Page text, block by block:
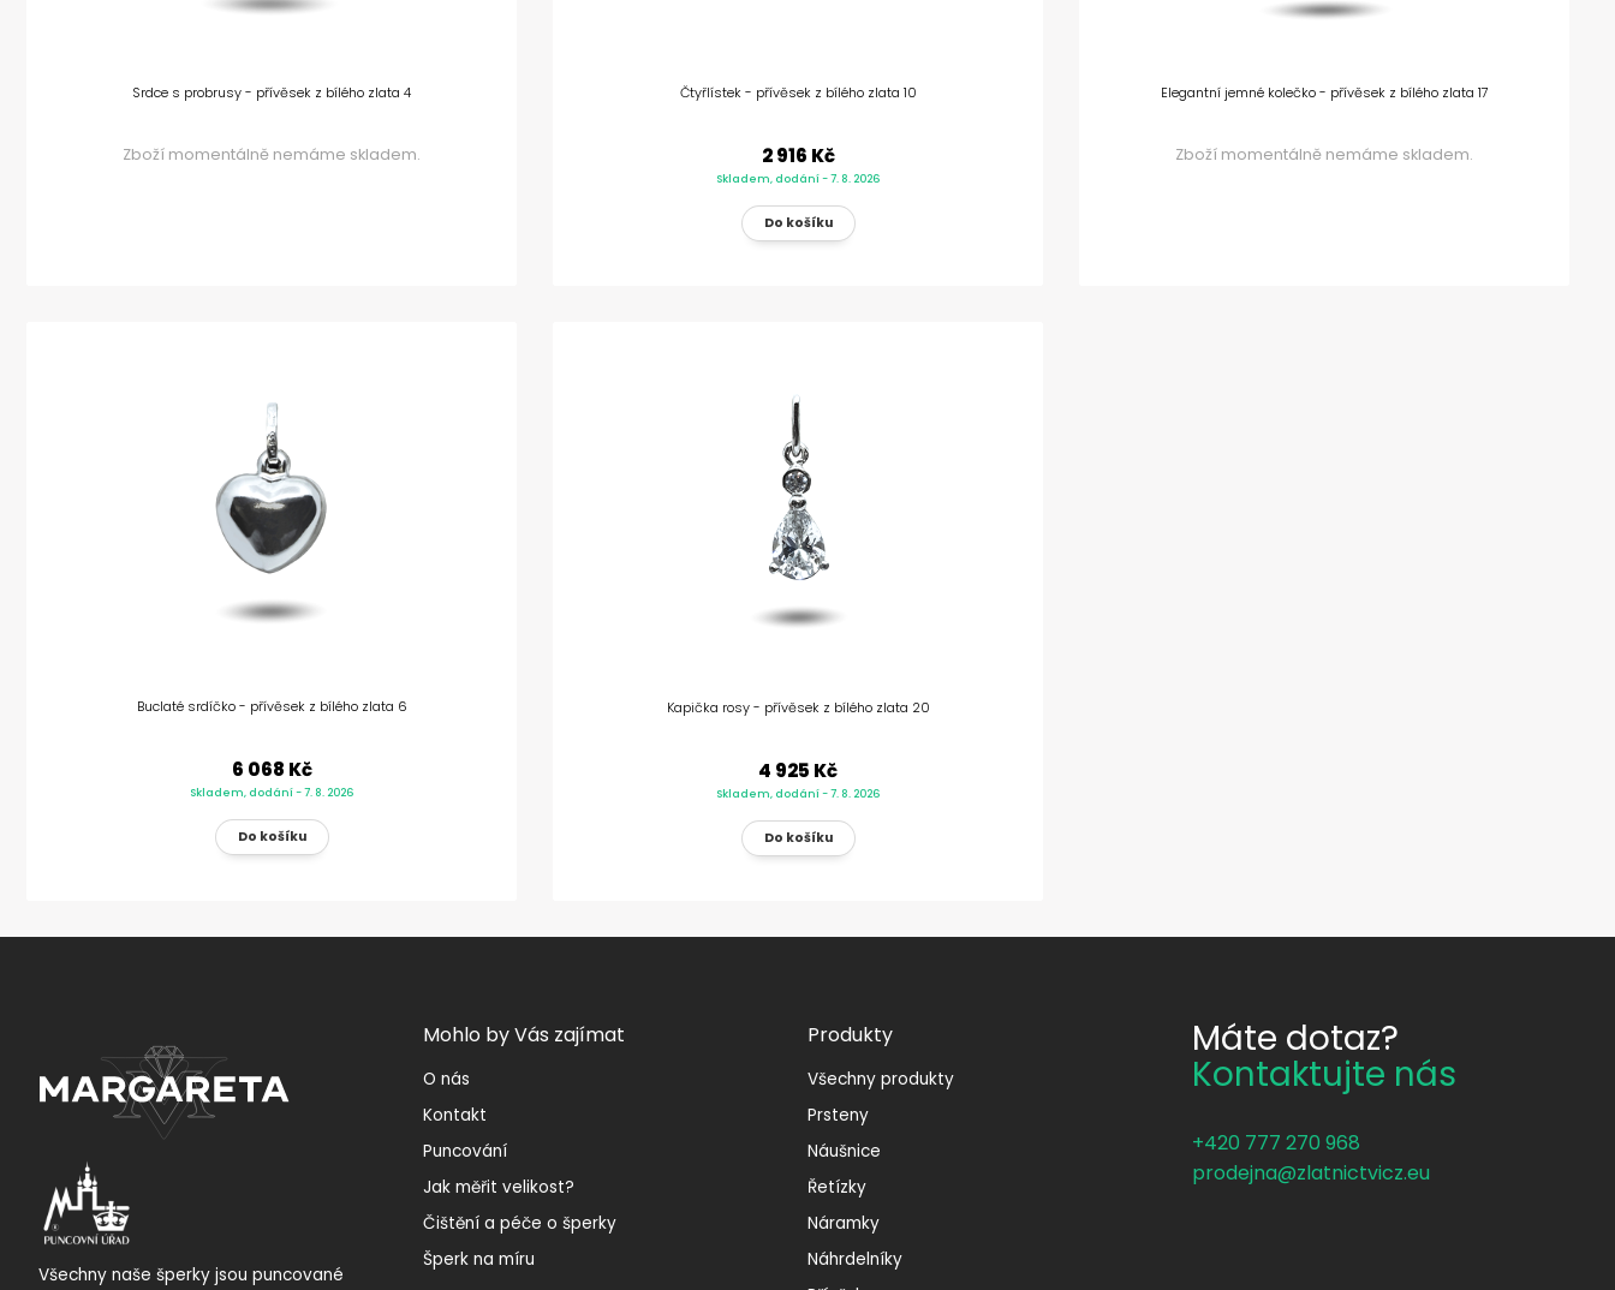
Srdce s probrusy - přívěsek z bílého zlata 4
Zboží momentálně nemáme skladem.
Čtyřlístek - přívěsek z bílého zlata 10
2 916 Kč
Skladem, dodání - 7. 8. 2026
Elegantní jemné kolečko - přívěsek z bílého zlata 17
Zboží momentálně nemáme skladem.
Buclaté srdíčko - přívěsek z bílého zlata 6
6 068 Kč
Skladem, dodání - 7. 8. 2026
Kapička rosy - přívěsek z bílého zlata 20
4 925 Kč
Skladem, dodání - 7. 8. 2026
Všechny naše šperky jsou puncované
Mohlo by Vás zajímat
O nás
Kontakt
Puncování
Jak měřit velikost?
Čištění a péče o šperky
Šperk na míru
Produkty
Všechny produkty
Prsteny
Náušnice
Řetízky
Náramky
Náhrdelníky
Máte dotaz?
Kontaktujte nás
+420 777 270 968
prodejna@zlatnictvicz.eu